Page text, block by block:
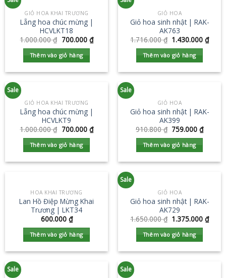
GIỎ HOA KHAI TRƯƠNG
Lẵng hoa chúc mừng |
HCVLKT18
1.000.000₫ 700.000 ₫
Thêm vào giỏ hàng
GIỎ HOA
Giỏ hoa sinh nhật | RAK-
AK763
1.716.000₫ 1.430.000₫
Thêm vào giỏ hàng
Sale
GIỎ HOA KHAI TRƯƠNG
Lẵng hoa chúc mừng |
HCVLKT9
1.000.000₫ 700.000 ₫
Thêm vào giỏ hàng
Sale
GIỎ HOA
Giỏ hoa sinh nhật | RAK-
AK399
910.800₫ 759.000₫
Thêm vào giỏ hàng
HOA KHAI TRƯƠNG
Lan Hồ Điệp Mừng Khai
Trương | LKT34
600.000 ₫
Thêm vào giỏ hàng
Sale
GIỎ HOA
Giỏ hoa sinh nhật | RAK-
AK729
1.650.000₫ 1.375.000₫
Thêm vào giỏ hàng
Sale Sale